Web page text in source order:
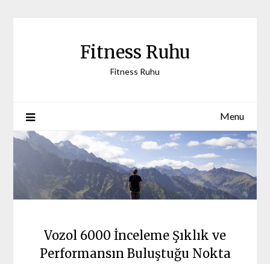
Fitness Ruhu
Fitness Ruhu
Menu
Vozol 6000 İnceleme Şıklık ve
Performansın Buluştuğu Nokta